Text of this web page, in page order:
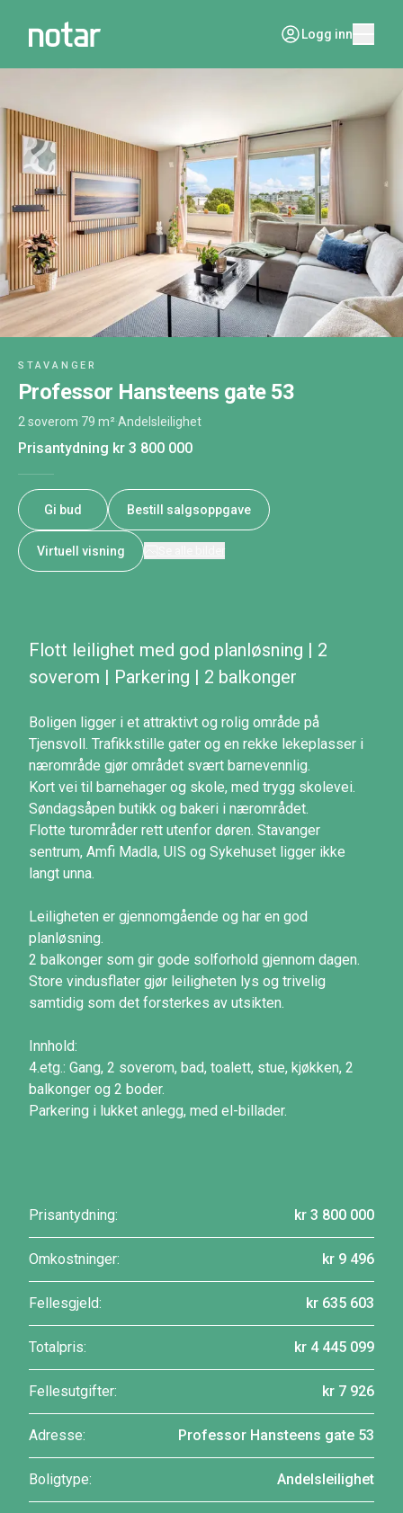
Logg inn
STAVANGER
Professor Hansteens gate 53
2 soverom·79 m²·Andelsleilighet
Prisantydning kr 3 800 000
Gi bud Bestill salgsoppgave
Virtuell visning
Flott leilighet med god planløsning | 2
soverom | Parkering | 2 balkonger
Boligen ligger i et attraktivt og rolig område på
Tjensvoll. Trafikkstille gater og en rekke lekeplasser i
nærområde gjør området svært barnevennlig.
Kort vei til barnehager og skole, med trygg skolevei.
Søndagsåpen butikk og bakeri i nærområdet.
Flotte turområder rett utenfor døren. Stavanger
sentrum, Amfi Madla, UIS og Sykehuset ligger ikke
langt unna.
Leiligheten er gjennomgående og har en god
planløsning.
2 balkonger som gir gode solforhold gjennom dagen.
Store vindusflater gjør leiligheten lys og trivelig
samtidig som det forsterkes av utsikten.
Innhold:
4.etg.: Gang, 2 soverom, bad, toalett, stue, kjøkken, 2
balkonger og 2 boder.
Parkering i lukket anlegg, med el-billader.
Prisantydning: kr 3 800 000
Omkostninger: kr 9 496
Fellesgjeld: kr 635 603
Totalpris: kr 4 445 099
Fellesutgifter: kr 7 926
Adresse: Professor Hansteens gate 53
Boligtype: Andelsleilighet